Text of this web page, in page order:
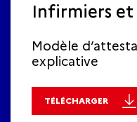
Infirmiers
Modèle
explicative
TÉLÉCHARGER